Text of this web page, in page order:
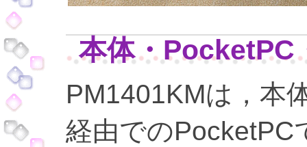
本体・PocketPC
PM1401KMは，本
経由でのPocketPC